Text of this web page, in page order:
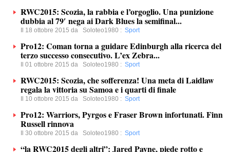
RWC2015: Scozia, la rabbia e l’orgoglio. Una punizione
dubbia al 79′ nega ai Dark Blues la semifinal...
Il 18 ottobre 2015 da Soloteo1980 : Sport
Pro12: Coman torna a guidare Edinburgh alla ricerca del
terzo successo consecutivo. L’ex Zebra...
Il 01 ottobre 2015 da Soloteo1980 : Sport
RWC2015: Scozia, che sofferenza! Una meta di Laidlaw
regala la vittoria su Samoa e i quarti di finale
Il 10 ottobre 2015 da Soloteo1980 : Sport
Pro12: Warriors, Pyrgos e Fraser Brown infortunati. Finn
Russell rinnova
Il 30 ottobre 2015 da Soloteo1980 : Sport
“la RWC2015 degli altri”: Jared Payne, piede rotto e